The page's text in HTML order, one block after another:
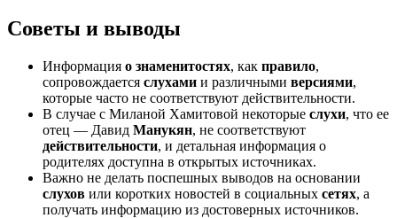
Советы и выводы
Информация о знаменитостях, как правило,
сопровождается слухами и различными версиями,
которые часто не соответствуют действительности.
В случае с Миланой Хамитовой некоторые слухи, что ее
отец — Давид Манукян, не соответствуют
действительности, и детальная информация о
родителях доступна в открытых источниках.
Важно не делать поспешных выводов на основании
слухов или коротких новостей в социальных сетях, а
получать информацию из достоверных источников.